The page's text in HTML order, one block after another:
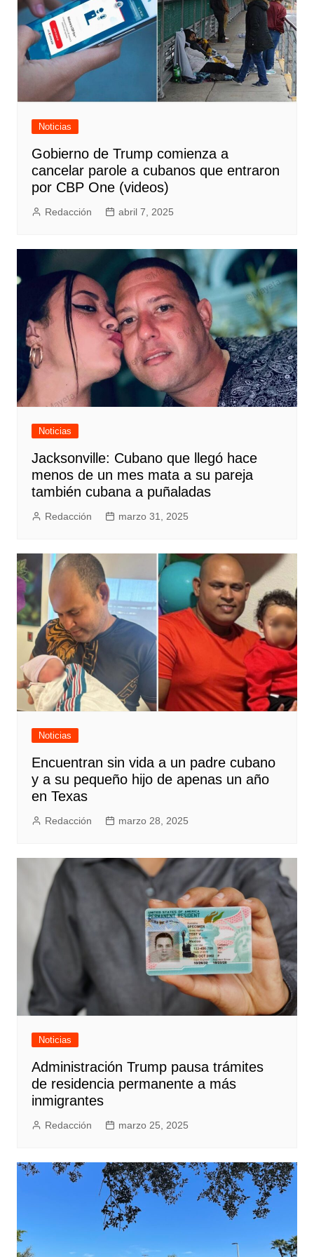
Noticias
Gobierno de Trump comienza a
cancelar parole a cubanos que entraron
por CBP One (videos)
Redacción abril 7, 2025
Noticias
Jacksonville: Cubano que llegó hace
menos de un mes mata a su pareja
también cubana a puñaladas
Redacción marzo 31, 2025
Noticias
Encuentran sin vida a un padre cubano
y a su pequeño hijo de apenas un año
en Texas
Redacción marzo 28, 2025
Noticias
Administración Trump pausa trámites
de residencia permanente a más
inmigrantes
Redacción marzo 25, 2025